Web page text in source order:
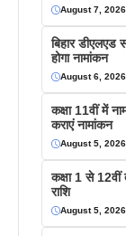
August 7, 2026
बिहार डीएलएड
होगा नामांकन
August 6, 2026
कक्षा 11वीं में
कराएं नामांकन
August 5, 2026
कक्षा 1 से 12वीं
राशि
August 5, 2026